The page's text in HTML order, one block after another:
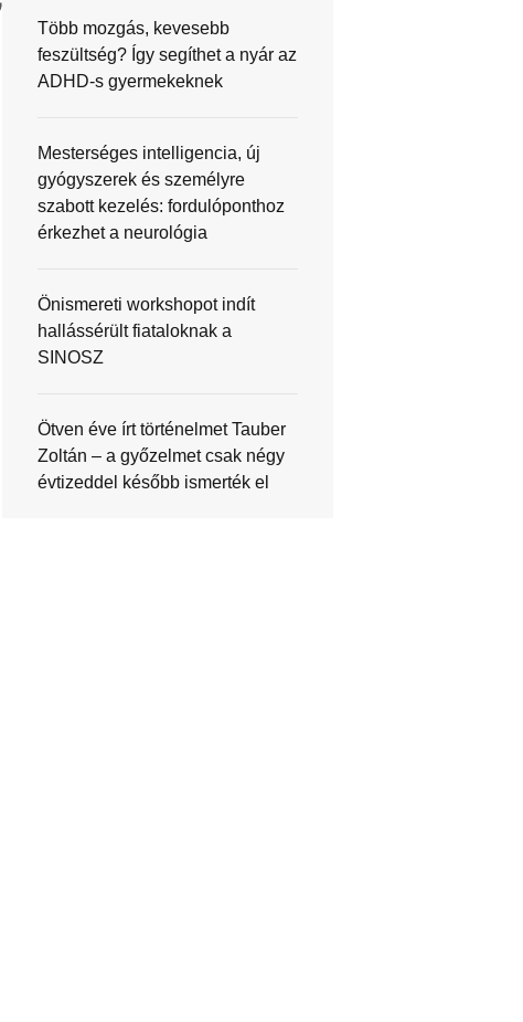
Több mozgás, kevesebb
feszültség? Így segíthet a nyár az
ADHD-s gyermekeknek
Mesterséges intelligencia, új
gyógyszerek és személyre
szabott kezelés: fordulóponthoz
érkezhet a neurológia
Önismereti workshopot indít
hallássérült fiataloknak a
SINOSZ
Ötven éve írt történelmet Tauber
Zoltán – a győzelmet csak négy
évtizeddel később ismerték el